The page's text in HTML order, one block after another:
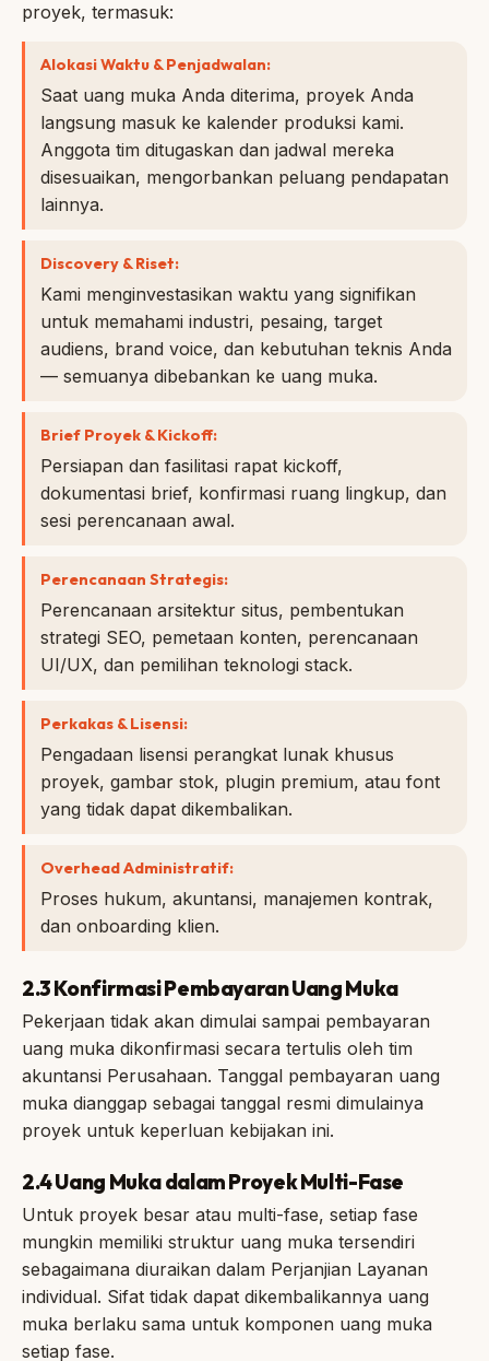
proyek, termasuk:
Alokasi Waktu & Penjadwalan:
Saat uang muka Anda diterima, proyek Anda
langsung masuk ke kalender produksi kami.
Anggota tim ditugaskan dan jadwal mereka
disesuaikan, mengorbankan peluang pendapatan
lainnya.
Discovery & Riset:
Kami menginvestasikan waktu yang signifikan
untuk memahami industri, pesaing, target
audiens, brand voice, dan kebutuhan teknis Anda
— semuanya dibebankan ke uang muka.
Brief Proyek & Kickoff:
Persiapan dan fasilitasi rapat kickoff,
dokumentasi brief, konfirmasi ruang lingkup, dan
sesi perencanaan awal.
Perencanaan Strategis:
Perencanaan arsitektur situs, pembentukan
strategi SEO, pemetaan konten, perencanaan
UI/UX, dan pemilihan teknologi stack.
Perkakas & Lisensi:
Pengadaan lisensi perangkat lunak khusus
proyek, gambar stok, plugin premium, atau font
yang tidak dapat dikembalikan.
Overhead Administratif:
Proses hukum, akuntansi, manajemen kontrak,
dan onboarding klien.
2.3 Konfirmasi Pembayaran Uang Muka
Pekerjaan tidak akan dimulai sampai pembayaran
uang muka dikonfirmasi secara tertulis oleh tim
akuntansi Perusahaan. Tanggal pembayaran uang
muka dianggap sebagai tanggal resmi dimulainya
proyek untuk keperluan kebijakan ini.
2.4 Uang Muka dalam Proyek Multi-Fase
Untuk proyek besar atau multi-fase, setiap fase
mungkin memiliki struktur uang muka tersendiri
sebagaimana diuraikan dalam Perjanjian Layanan
individual. Sifat tidak dapat dikembalikannya uang
muka berlaku sama untuk komponen uang muka
setiap fase.